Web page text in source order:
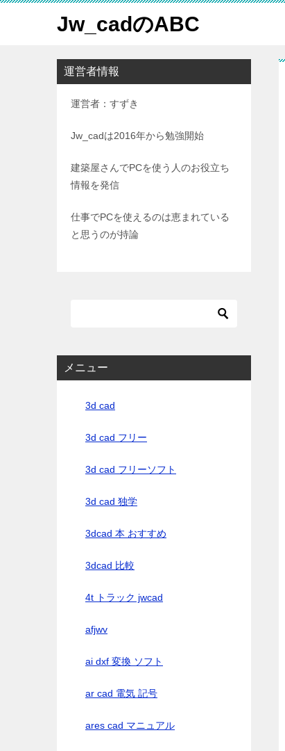
Jw_cadのABC
運営者情報
運営者：すずき
Jw_cadは2016年から勉強開始
建築屋さんでPCを使う人のお役立ち
情報を発信
仕事でPCを使えるのは恵まれている
と思うのが持論
メニュー
3d cad
3d cad フリー
3d cad フリーソフト
3d cad 独学
3dcad 本 おすすめ
3dcad 比較
4t トラック jwcad
afjwv
ai dxf 変換 ソフト
ar cad 電気 記号
ares cad マニュアル